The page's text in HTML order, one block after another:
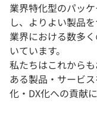
業界特化型のパッ
し、よりよい製品
業界における数多
いています。
私たちはこれから
ある製品・サービ
化・DX化への貢献